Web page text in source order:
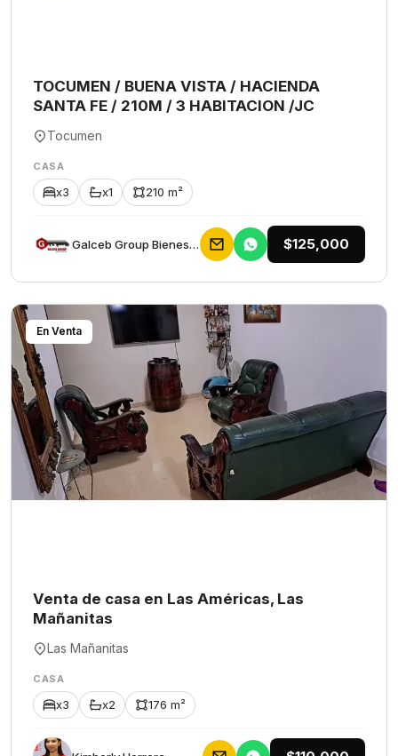
TOCUMEN / BUENA VISTA / HACIENDA
SANTA FE / 210M / 3 HABITACION /JC
Tocumen
CASA
x3 x1 210 m²
Galceb Group Bienes Raices $125,000
En Venta
Venta de casa en Las Américas, Las
Mañanitas
Las Mañanitas
CASA
x3 x2 176 m²